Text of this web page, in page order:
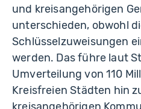
und kreisangehörigen
unterschieden, obwohl
Schlüsselzuweisungen
werden. Das führe laut
Umverteilung von 110
Kreisfreien Städten hin